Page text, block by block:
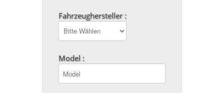
Fahrzeughersteller :
Model :